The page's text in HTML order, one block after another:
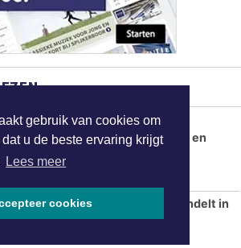
gebruik van cookies om
u de beste ervaring krijgt
Lees meer
cookies